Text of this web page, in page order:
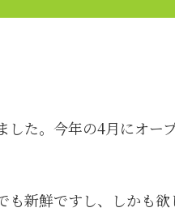
した。今年の4月にオー
も新鮮ですし、しかも